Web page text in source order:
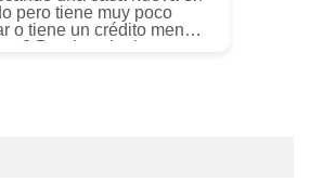
pero tiene muy poco
o tiene un crédito menos
Puede valer la pena